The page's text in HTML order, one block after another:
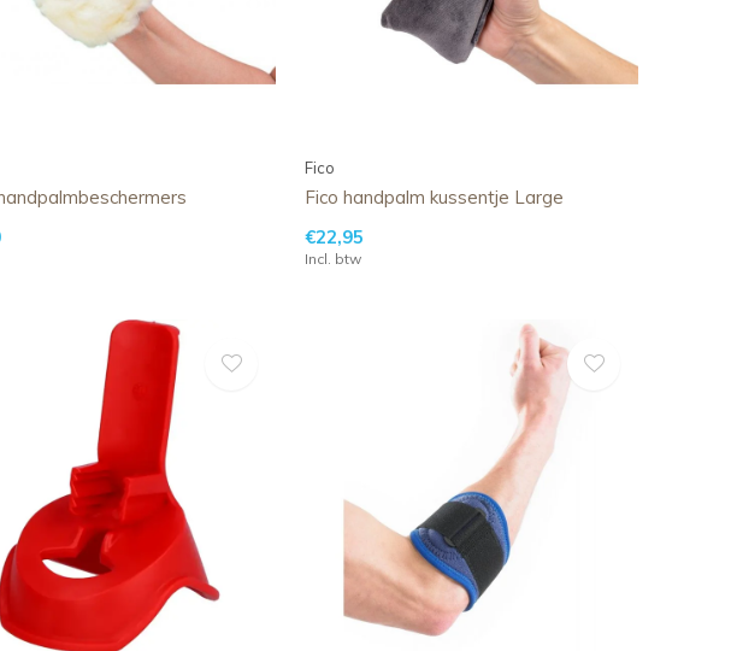
Fico
Fico handpalm kussentje Large
€22,95
Incl. btw